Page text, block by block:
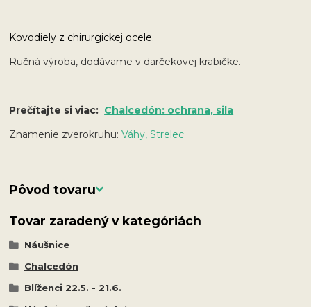
Kovodiely z chirurgickej ocele.
Ručná výroba, dodávame v darčekovej krabičke.
Prečítajte si viac: Chalcedón: ochrana, sila
Znamenie zverokruhu:Váhy, Strelec
Pôvod tovaru
Tovar zaradený v kategóriách
Náušnice
Chalcedón
Blíženci 22.5. - 21.6.